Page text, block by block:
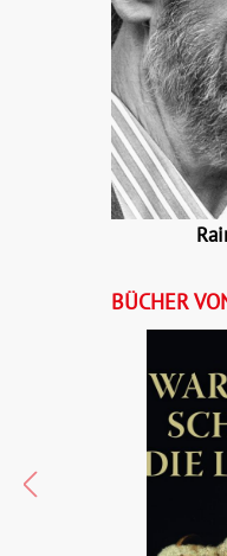
BÜCHER